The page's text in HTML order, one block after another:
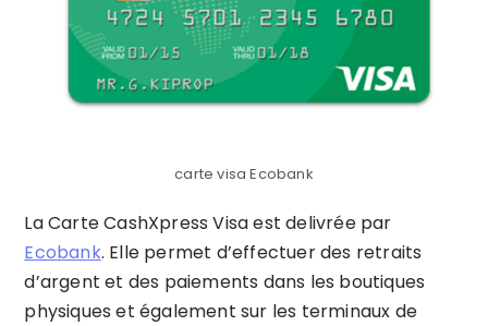
carte visa Ecobank
La Carte CashXpress Visa est delivrée par
Ecobank. Elle permet d’effectuer des retraits
d’argent et des paiements dans les boutiques
physiques et également sur les terminaux de